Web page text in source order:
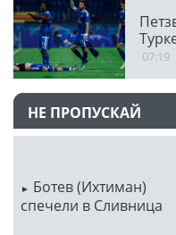
07:19
НЕ ПРОПУСКАЙ
Ботев (Ихтиман)
спечели в Сливница